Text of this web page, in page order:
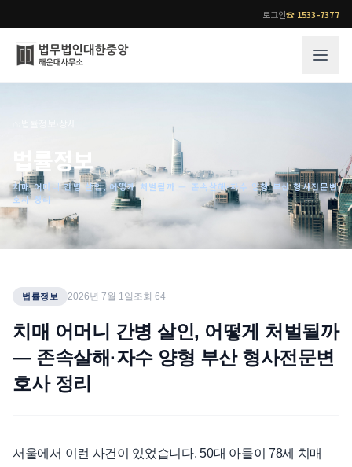
로그인☎ 1533-7377
오시는 길
통합검색
기업 인사이트
사례분석/최신동향
법률정보
업무분야
전체
소식/자료
언론보도
법률정보
치매 어머니 간병 살인, 어떻게 처벌될까 — 존속살해·자수 양형 부산 형사전문변
호사 정리
법률정보 2026년 7월 1일 조회64
치매 어머니 간병 살인, 어떻게 처벌될까
— 존속살해·자수 양형 부산 형사전문변
호사 정리
서울에서 이런 사건이 있었습니다. 50대 아들이 78세 치매